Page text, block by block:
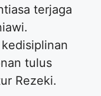
terjaga
tulus
Rezeki.